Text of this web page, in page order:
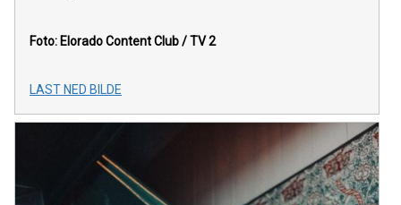
Foto: Elorado Content Club / TV 2
LAST NED BILDE